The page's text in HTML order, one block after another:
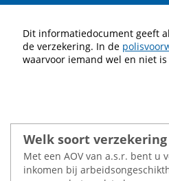
Dit informatiedocument geeft
de verzekering. In de
waarvoor iemand wel en niet is
Welk soort
Met een AOV van a.s.r. bent u
inkomen bij